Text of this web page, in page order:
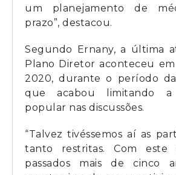
um planejamento de
prazo”, destacou.
Segundo Ernany, a última
Plano Diretor aconteceu
2020, durante o período
que acabou limitando a
popular nas discussões.
“Talvez tivéssemos aí as
tanto restritas. Com este
passados mais de cinco